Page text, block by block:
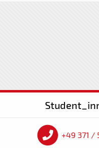
+49 371 /